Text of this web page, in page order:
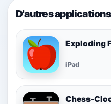
D'autres
Exploding
iPad
Chess-